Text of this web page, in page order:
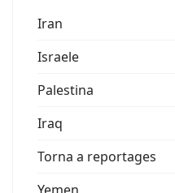
Iran
Israele
Palestina
Iraq
Torna a reportages